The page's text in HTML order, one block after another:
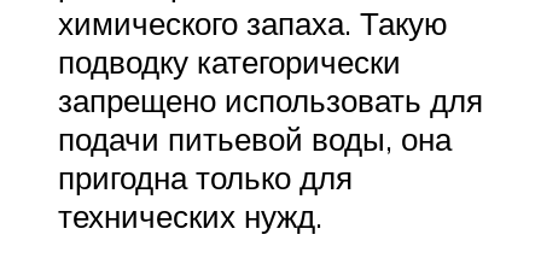
химического запаха. Такую
подводку категорически
запрещено использовать для
подачи питьевой воды, она
пригодна только для
технических нужд.